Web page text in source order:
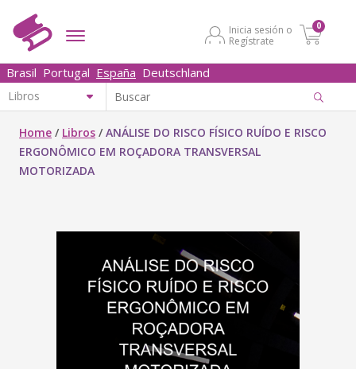
Inicia sesión o
Regístrate
0
Brasil Portugal España Deutschland
Home / Libros /ANÁLISE DO RISCO FÍSICO RUÍDO E RISCO
ERGONÔMICO EM ROÇADORA TRANSVERSAL
MOTORIZADA